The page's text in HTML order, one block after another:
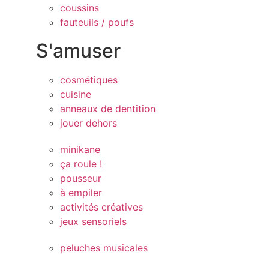
coussins
fauteuils / poufs
S'amuser
cosmétiques
cuisine
anneaux de dentition
jouer dehors
minikane
ça roule !
pousseur
à empiler
activités créatives
jeux sensoriels
peluches musicales